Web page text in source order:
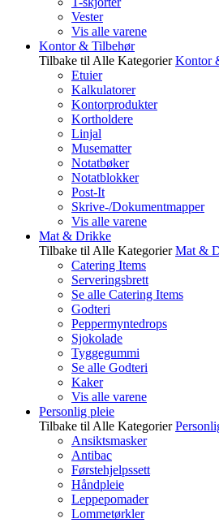
Vester
Vis alle varene
Kontor & Tilbehør
Tilbake til Alle Kategorier Kontor
Etuier
Kalkulatorer
Kontorprodukter
Kortholdere
Linjal
Musematter
Notatbøker
Notatblokker
Post-It
Skrive-/Dokumentmapper
Vis alle varene
Mat & Drikke
Tilbake til Alle Kategorier Mat &
Catering Items
Serveringsbrett
Se alle Catering Items
Godteri
Peppermyntedrops
Sjokolade
Tyggegummi
Se alle Godteri
Kaker
Vis alle varene
Personlig pleie
Tilbake til Alle Kategorier
Ansiktsmasker
Antibac
Førstehjelpssett
Håndpleie
Leppepomader
Lommetørkler